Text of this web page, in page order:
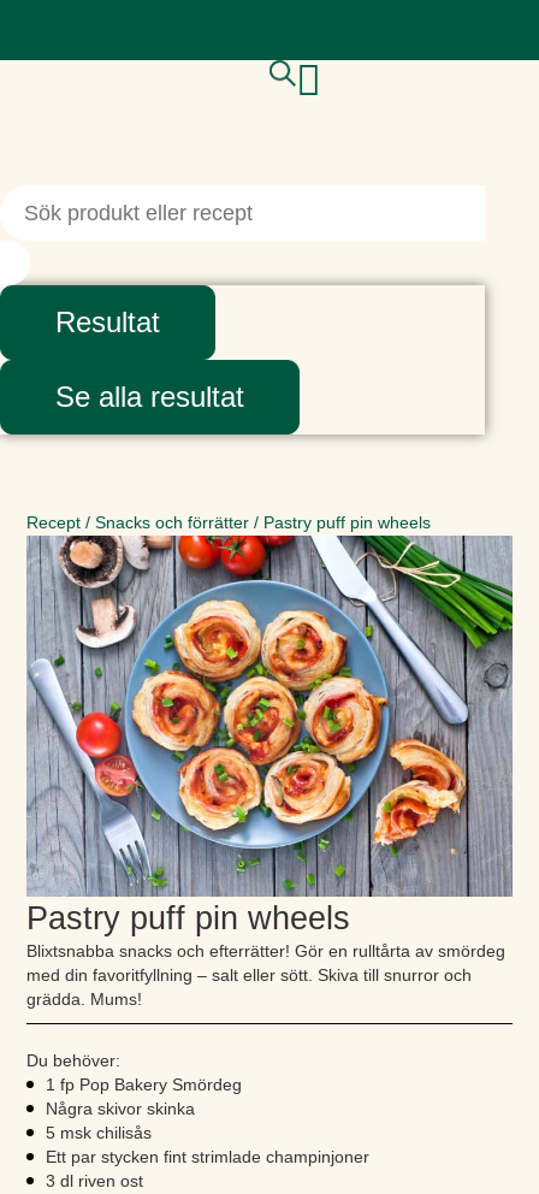
Resultat
Se alla resultat
Recept /Snacks och förrätter / Pastry puff pin wheels
Pastry puff pin wheels
Blixtsnabba snacks och efterrätter! Gör en rulltårta av smördeg
med din favoritfyllning – salt eller sött. Skiva till snurror och
grädda. Mums!
Du behöver:
1 fp Pop Bakery Smördeg
Några skivor skinka
5 msk chilisås
Ett par stycken fint strimlade champinjoner
3 dl riven ost